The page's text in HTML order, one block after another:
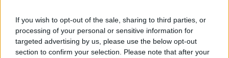
If you wish to opt-out of the sale, sharing to third parties, or
processing of your personal or sensitive information for
targeted advertising by us, please use the below opt-out
section to confirm your selection. Please note that after your